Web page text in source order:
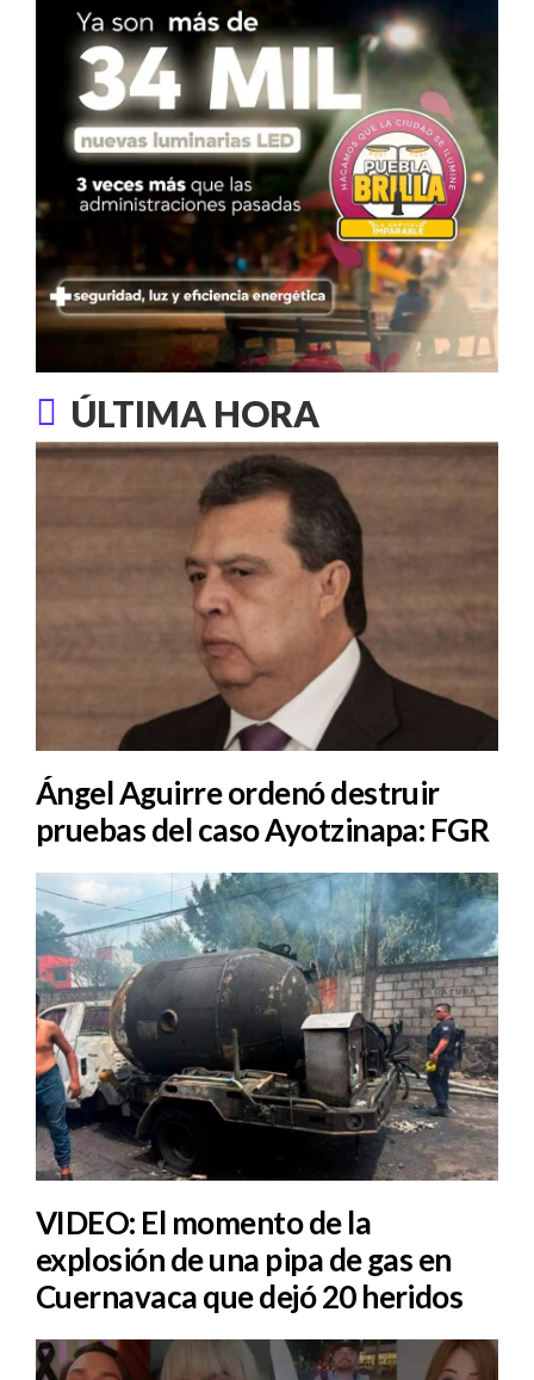
ÚLTIMA HORA
Ángel Aguirre ordenó destruir
pruebas del caso Ayotzinapa: FGR
VIDEO: El momento de la
explosión de una pipa de gas en
Cuernavaca que dejó 20 heridos